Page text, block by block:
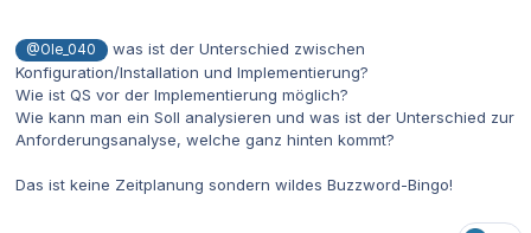
@Ole_040
was ist der Unterschied zwischen
Konfiguration/Installation und Implementierung?
Wie ist QS vor der Implementierung möglich?
Wie kann man ein Soll analysieren und was ist der Unterschied zur
Anforderungsanalyse, welche ganz hinten kommt?
Das ist keine Zeitplanung sondern wildes Buzzword-Bingo!